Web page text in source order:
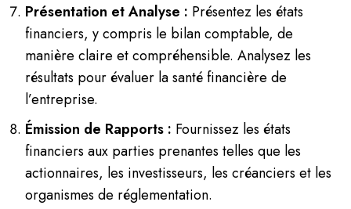
Présentation et Analyse : Présentez les états
financiers, y compris le bilan comptable, de
manière claire et compréhensible. Analysez les
résultats pour évaluer la santé financière de
l’entreprise.
Émission de Rapports : Fournissez les états
financiers aux parties prenantes telles que les
actionnaires, les investisseurs, les créanciers et les
organismes de réglementation.